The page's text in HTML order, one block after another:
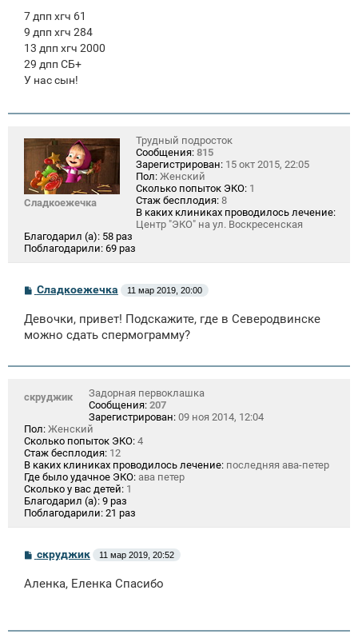
7 дпп хгч 61
9 дпп хгч 284
13 дпп хгч 2000
29 дпп СБ+
У нас сын!
Сладкоежечка
Трудный подросток
Сообщения: 815
Зарегистрирован: 15 окт 2015, 22:05
Пол: Женский
Сколько попыток ЭКО: 1
Стаж бесплодия: 8
В каких клиниках проводилось лечение:
Центр "ЭКО" на ул. Воскресенская
Благодарил (а): 58 раз
Поблагодарили: 69 раз
С
о
б
щ
и
Сладкоежечка 11 мар 2019, 20:00
Девочки, привет! Подскажите, где в Северодвинске
можно сдать спермограмму?
скруджик
Задорная первоклашка
Сообщения: 207
Зарегистрирован: 09 ноя 2014, 12:04
Пол: Женский
Сколько попыток ЭКО: 4
Стаж бесплодия: 12
В каких клиниках проводилось лечение: последняя ава-петер
Где было удачное ЭКО: ава петер
Сколько у вас детей: 1
Благодарил (а): 9 раз
Поблагодарили: 21 раз
С
о
б
и
скруджик 11 мар 2019, 20:52
Аленка, Еленка Спасибо